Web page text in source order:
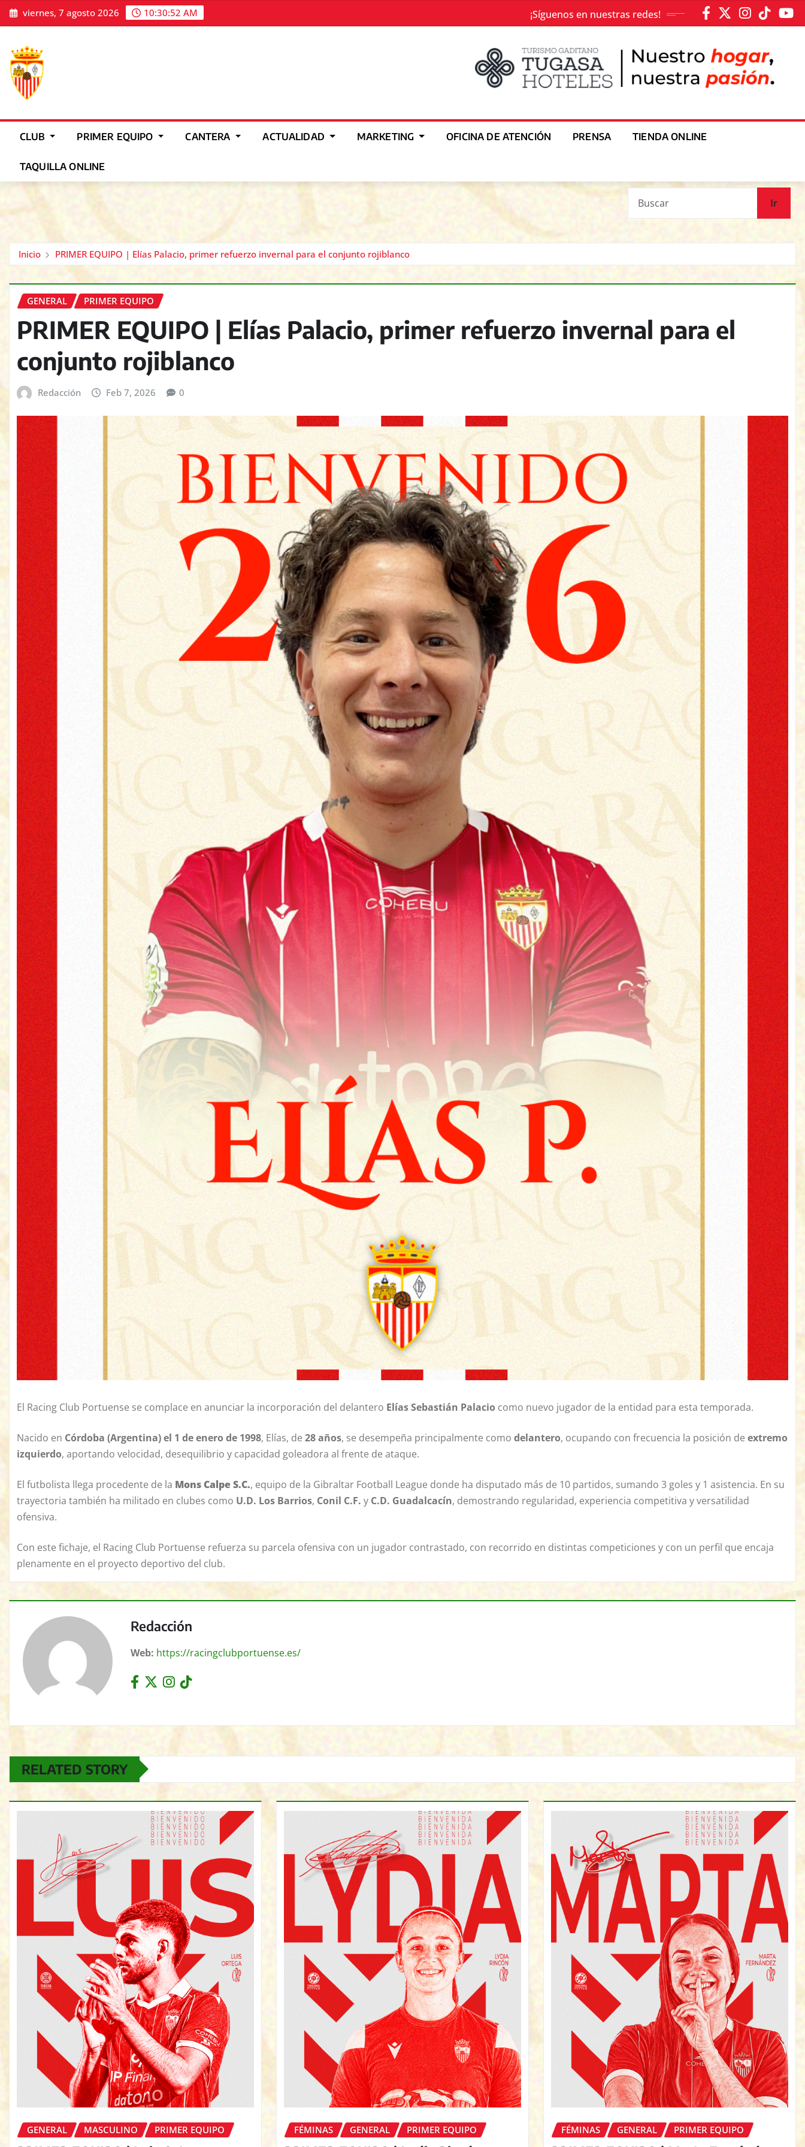
Saltar
al
viernes, 7 agosto 2026 10:30:56 AM ¡Síguenos en nuestras redes!
CLUB PRIMER EQUIPO CANTERA ACTUALIDAD MARKETING OFICINA DE ATENCIÓN PRENSA TIENDA ONLINE
TAQUILLA ONLINE
Ir
Inicio PRIMER EQUIPO | Elías Palacio, primer refuerzo invernal para el conjunto rojiblanco
GENERAL PRIMER EQUIPO
PRIMER EQUIPO | Elías Palacio, primer refuerzo invernal para el
conjunto rojiblanco
Redacción Feb 7, 2026 0
El Racing Club Portuense se complace en anunciar la incorporación del delantero Elías Sebastián Palacio como nuevo jugador de la entidad para esta temporada.
Nacido en Córdoba (Argentina) el 1 de enero de 1998, Elías, de 28 años, se desempeña principalmente como delantero, ocupando con frecuencia la posición de extremo
izquierdo, aportando velocidad, desequilibrio y capacidad goleadora al frente de ataque.
El futbolista llega procedente de la Mons Calpe S.C., equipo de la Gibraltar Football League donde ha disputado más de 10 partidos, sumando 3 goles y 1 asistencia. En su
trayectoria también ha militado en clubes como U.D. Los Barrios, Conil C.F. y C.D. Guadalcacín, demostrando regularidad, experiencia competitiva y versatilidad
ofensiva.
Con este fichaje, el Racing Club Portuense refuerza su parcela ofensiva con un jugador contrastado, con recorrido en distintas competiciones y con un perfil que encaja
plenamente en el proyecto deportivo del club.
Redacción
Web: https://racingclubportuense.es/
RELATED STORY
GENERAL MASCULINO PRIMER EQUIPO FÉMINAS GENERAL PRIMER EQUIPO FÉMINAS GENERAL PRIMER EQUIPO